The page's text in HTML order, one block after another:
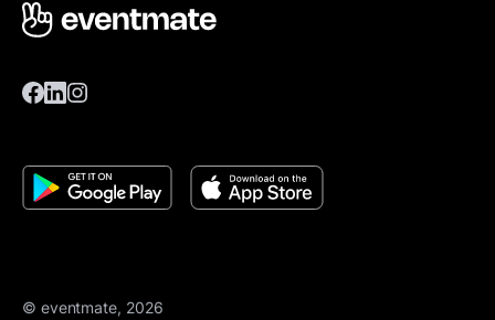
© eventmate, 2026